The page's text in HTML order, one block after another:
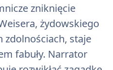
zniknięcie
żydowskiego
zdolnościach, staje
fabuły. Narrator